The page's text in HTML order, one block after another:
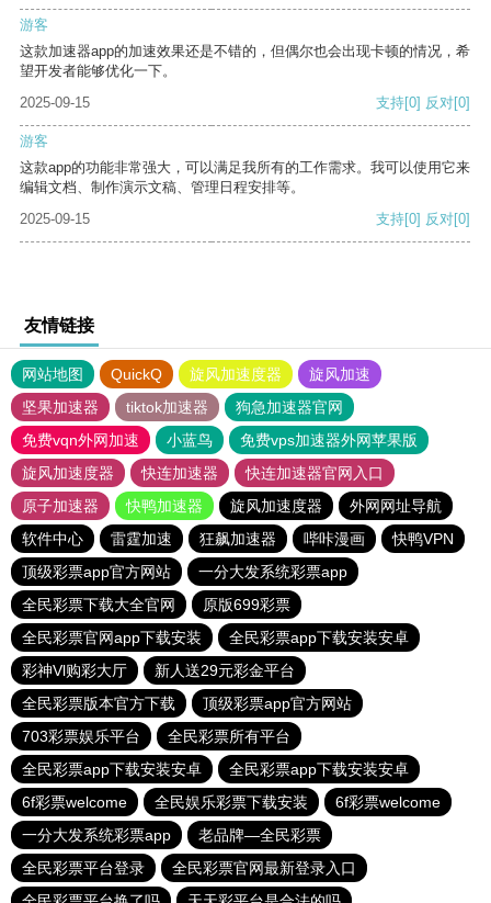
游客
这款加速器app的加速效果还是不错的，但偶尔也会出现卡顿的情况，希
望开发者能够优化一下。
2025-09-15
支持[0] 反对[0]
游客
这款app的功能非常强大，可以满足我所有的工作需求。我可以使用它来
编辑文档、制作演示文稿、管理日程安排等。
2025-09-15
支持[0] 反对[0]
友情链接
网站地图 QuickQ 旋风加速度器
旋风加速
坚果加速器
tiktok加速器
狗急加速器官网
免费vqn外网加速
小蓝鸟
免费vps加速器外网苹果版
旋风加速度器
快连加速器
快连加速器官网入口
原子加速器
快鸭加速器 旋风加速度器
外网网址导航
软件中心
雷霆加速 狂飙加速器 哔咔漫画
快鸭VPN
顶级彩票app官方网站
一分大发系统彩票app
全民彩票下载大全官网
原版699彩票
全民彩票官网app下载安装
全民彩票app下载安装安卓
彩神Vl购彩大厅
新人送29元彩金平台
全民彩票版本官方下载
顶级彩票app官方网站
703彩票娱乐平台
全民彩票所有平台
全民彩票app下载安装安卓
全民彩票app下载安装安卓
6f彩票welcome
全民娱乐彩票下载安装
6f彩票welcome
一分大发系统彩票app
老品牌—全民彩票
全民彩票平台登录
全民彩票官网最新登录入口